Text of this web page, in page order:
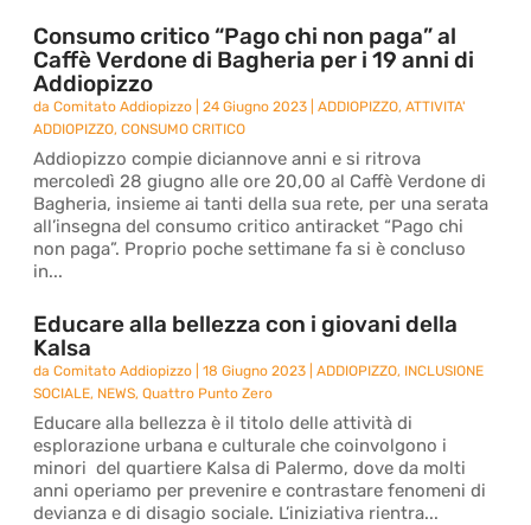
Consumo critico “Pago chi non paga” al
Caffè Verdone di Bagheria per i 19 anni di
Addiopizzo
daComitato Addiopizzo |24 Giugno 2023 |ADDIOPIZZO,ATTIVITA'
ADDIOPIZZO,CONSUMO CRITICO
Addiopizzo compie diciannove anni e si ritrova
mercoledì 28 giugno alle ore 20,00 al Caffè Verdone di
Bagheria, insieme ai tanti della sua rete, per una serata
all’insegna del consumo critico antiracket “Pago chi
non paga”. Proprio poche settimane fa si è concluso
in...
Educare alla bellezza con i giovani della
Kalsa
daComitato Addiopizzo |18 Giugno 2023 |ADDIOPIZZO, INCLUSIONE
SOCIALE, NEWS,Quattro Punto Zero
Educare alla bellezza è il titolo delle attività di
esplorazione urbana e culturale che coinvolgono i
minori del quartiere Kalsa di Palermo, dove da molti
anni operiamo per prevenire e contrastare fenomeni di
devianza e di disagio sociale. L’iniziativa rientra...